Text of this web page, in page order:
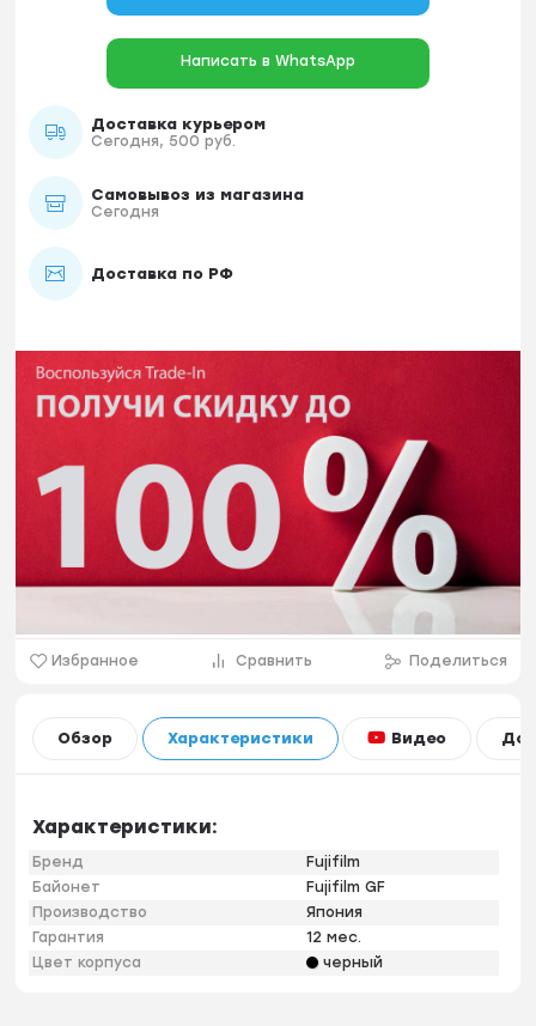
Написать в WhatsApp
Доставка курьером
Сегодня, 500 руб.
Самовывоз из магазина
Сегодня
Доставка по РФ
Избранное Сравнить Поделиться
Обзор Характеристики Видео
Характеристики:
Бренд
Fujifilm
Байонет
Fujifilm GF
Производство
Япония
Гарантия
12 мес.
Цвет корпуса
черный